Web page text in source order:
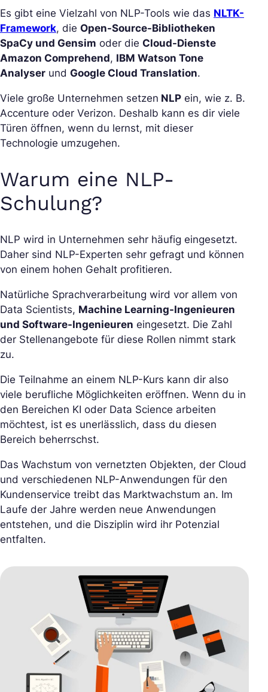
Es gibt eine Vielzahl von NLP-Tools wie das NLTK-
Framework, die Open-Source-Bibliotheken
SpaCy und Gensim oder die Cloud-Dienste
Amazon Comprehend, IBM Watson Tone
Analyser und Google Cloud Translation.
Viele große Unternehmen setzen NLP ein, wie z. B.
Accenture oder Verizon. Deshalb kann es dir viele
Türen öffnen, wenn du lernst, mit dieser
Technologie umzugehen.
Warum eine NLP-
Schulung?
NLP wird in Unternehmen sehr häufig eingesetzt.
Daher sind NLP-Experten sehr gefragt und können
von einem hohen Gehalt profitieren.
Natürliche Sprachverarbeitung wird vor allem von
Data Scientists, Machine Learning-Ingenieuren
und Software-Ingenieuren eingesetzt. Die Zahl
der Stellenangebote für diese Rollen nimmt stark
zu.
Die Teilnahme an einem NLP-Kurs kann dir also
viele berufliche Möglichkeiten eröffnen. Wenn du in
den Bereichen KI oder Data Science arbeiten
möchtest, ist es unerlässlich, dass du diesen
Bereich beherrschst.
Das Wachstum von vernetzten Objekten, der Cloud
und verschiedenen NLP-Anwendungen für den
Kundenservice treibt das Marktwachstum an. Im
Laufe der Jahre werden neue Anwendungen
entstehen, und die Disziplin wird ihr Potenzial
entfalten.